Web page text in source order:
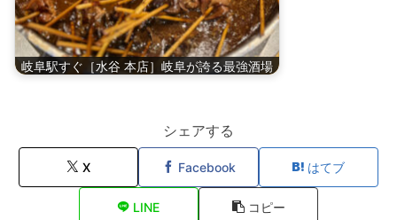
岐阜駅すぐ［水谷 本店］岐阜が誇る最強酒場
シェアする
X Facebook はてブ
LINE コピー